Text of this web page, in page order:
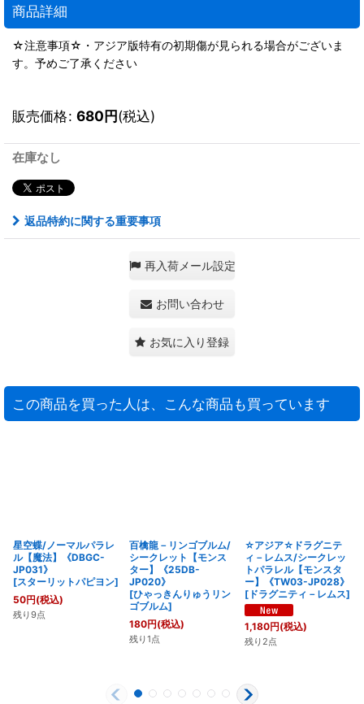
商品詳細
☆注意事項☆・アジア版特有の初期傷が見られる場合がございま
す。予めご了承ください
販売価格: 680円(税込)
在庫なし
返品特約に関する重要事項
再入荷メール設定
お問い合わせ
お気に入り登録
この商品を買った人は、こんな商品も買っています
星空蝶/ノーマルパラレ
ル【魔法】《DBGC-
JP031》
[スターリットパピヨン]
50円(税込)
残り9点
百檎龍－リンゴブルム/
シークレット【モンス
ター】《25DB-
JP020》
[ひゃっきんりゅうリン
ゴブルム]
180円(税込)
残り1点
☆アジア☆ドラグニテ
ィ－レムス/シークレッ
トパラレル【モンスタ
ー】《TW03-JP028》
[ ドラグニティ－レムス]
1,180円(税込)
残り2点